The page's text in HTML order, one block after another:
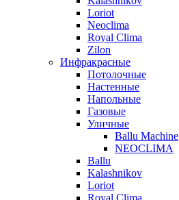
Loriot
Neoclima
Royal Clima
Zilon
Инфракрасные
Потолочные
Настенные
Напольные
Газовые
Уличные
Ballu Machine
NEOCLIMA
Ballu
Kalashnikov
Loriot
Royal Clima